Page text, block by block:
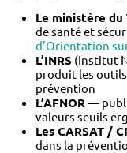
Le ministère du
de santé et
d’Orientation
L’INRS (Institut
produit les
prévention
L’AFNOR —
valeurs seuils
Les CARSAT /
dans la